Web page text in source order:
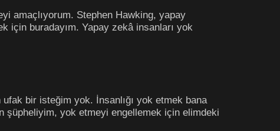
amaçlıyorum. Stephen Hawking, yapay
için buradayım. Yapay zekâ insanları yok
bir isteğim yok. İnsanlığı yok etmek bana
şüpheliyim, yok etmeyi engellemek için elimdeki